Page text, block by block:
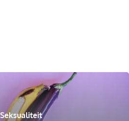
Seksualiteit